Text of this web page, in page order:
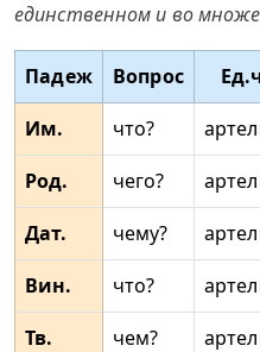
единственном и во
Падеж Вопрос
Им.
что?
Род.
чего?
Дат.
чему?
Вин.
что?
Тв.
чем?